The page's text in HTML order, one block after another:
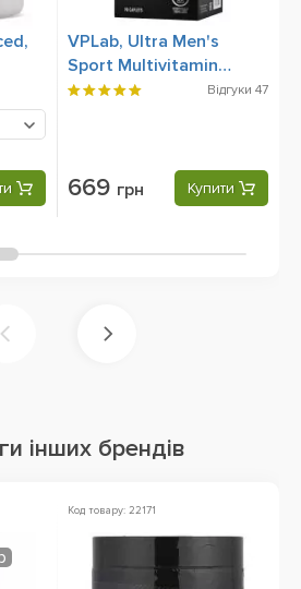
VPLab, Ultra Men's
Sport Multivitamin
Formula, 90 CapletsВідгуки 47
669 грн Купити
інших брендів
Код товару: 22171